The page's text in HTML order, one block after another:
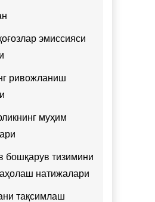
эмиссияси
ривожланиш
муҳим
бошқарув тизимини
натижалари
тақсимлаш